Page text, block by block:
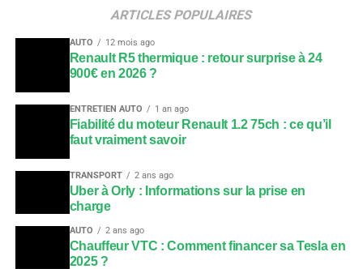
ARTICLES POPULAIRES
AUTO 12 mois ago
Renault R5 thermique : retour surprise à 24
900€ en 2026 ?
ENTRETIEN AUTO 1 an ago
Fiabilité du moteur Renault 1.2 75ch : ce qu’il
faut vraiment savoir
TRANSPORT 2 ans ago
Uber à Orly : Informations sur la prise en
charge
AUTO 2 ans ago
Chauffeur VTC : Comment financer sa Tesla en
2025 ?